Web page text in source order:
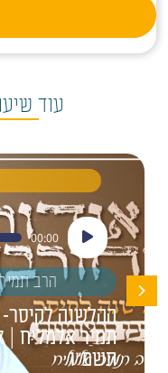
עוד
נגן
אודיו
00:00
הרב
ההלשנה לקיסר-
תמיר אלמליח |
תשפ"ו